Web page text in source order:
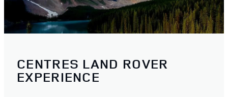
CENTRES LAND ROVER
EXPERIENCE